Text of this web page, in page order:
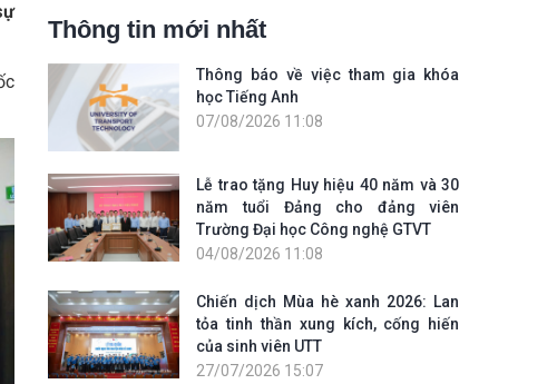
Thông tin mới nhất
Thông báo về việc tham gia khóa
học Tiếng Anh
07/08/2026 11:08
Lễ trao tặng Huy hiệu 40 năm và 30
năm tuổi Đảng cho đảng viên
Trường Đại học Công nghệ GTVT
04/08/2026 11:08
Chiến dịch Mùa hè xanh 2026: Lan
tỏa tinh thần xung kích, cống hiến
của sinh viên UTT
27/07/2026 15:07